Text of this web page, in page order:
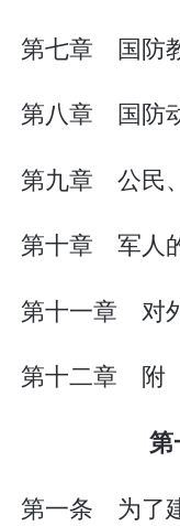
第七章 国防
第八章 国防
第九章 公民
第十章 军人
第十一章 对
第十二章
第一条 为了